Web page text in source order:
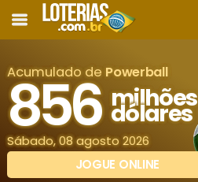
Acumulado de Powerball
856 milhões
dólares
Sábado, 08 agosto 2026
JOGUE ONLINE